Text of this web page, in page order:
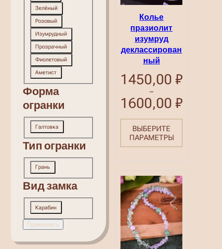
Зелёный
Розовый
Изумрудный
Прозрачный
Фиолетовый
Аметист
Форма
огранки
Форма
огранки
Галтовка
Тип огранки
Тип
огранки
Грань
Вид замка
Вид
замка
Карабин
Применить
Колье
празиолит
изумруд
деклассирован
ный
1450,00₽
–
1600,00₽Диапазон
1450,00 ₽
ВЫБЕРИТЕ
ПАРАМЕТРЫ